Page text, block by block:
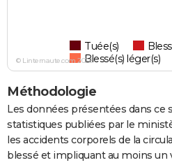
Tuée(s)
Blessé(s) léger(s)
© Linternaute.com 2026
Méthodologie
Les données présentées dans ce
statistiques publiées par le
les accidents corporels de la
blessé et impliquant au moins un